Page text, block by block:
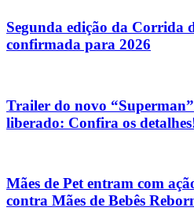
Segunda edição da Corrida
confirmada para 2026
Trailer do novo
liberado: Confira os
Mães de Pet entram com
contra Mães de Bebês